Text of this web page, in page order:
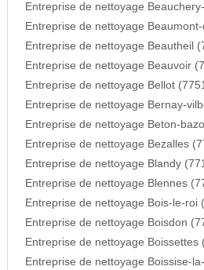
Entreprise de nettoyage
Entreprise de nettoyage
Entreprise de nettoyage Beautheil
Entreprise de nettoyage Beauvoir
Entreprise de nettoyage Bellot
Entreprise de nettoyage Bernay-
Entreprise de nettoyage Beton-
Entreprise de nettoyage Bezalles
Entreprise de nettoyage Blandy
Entreprise de nettoyage Blennes
Entreprise de nettoyage Bois-le-roi
Entreprise de nettoyage Boisdon
Entreprise de nettoyage Boissettes
Entreprise de nettoyage Boissise-